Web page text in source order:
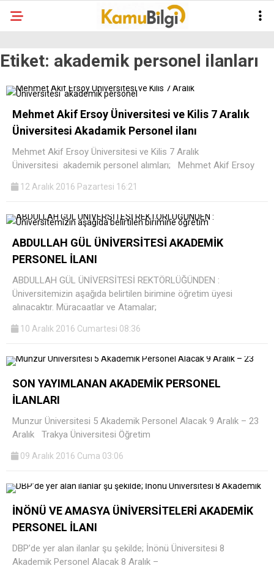
Etiket: akademik personel ilanları
Mehmet Akif Ersoy Üniversitesi ve Kilis 7 Aralık
Üniversitesi Akadamik Personel ilanı
Mehmet Akif Ersoy Üniversitesi ve Kilis 7 Aralık
Üniversitesi akademik personel alımları; Mehmet Akif Ersoy
12 Aralık 2016 Pazartesi 16:21
ABDULLAH GÜL ÜNİVERSİTESİ AKADEMİK
PERSONEL İLANI
ABDULLAH GÜL ÜNİVERSİTESİ REKTÖRLÜĞÜNDEN :
Üniversitemizin aşağıda belirtilen birimine öğretim üyesi
alınacaktır. Müracaatlar ve Atamalar;
10 Aralık 2016 Cumartesi 08:36
SON YAYIMLANAN AKADEMİK PERSONEL
İLANLARI
Munzur Üniversitesi 5 Akademik Personel Alacak 9 Aralık – 23
Aralık Trakya Üniversitesi Öğretim
09 Aralık 2016 Cuma 03:06
İNÖNÜ VE AMASYA ÜNİVERSİTELERİ AKADEMİK
PERSONEL İLANI
DBP’de yer alan ilanlar şu şekilde; İnönü Üniversitesi 8
Akademik Personel Alacak 8 Aralık –